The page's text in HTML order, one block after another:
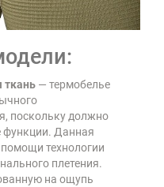
ткань — термобелье
поскольку должно
функции. Данная
технологии
плетения.
на ощупь